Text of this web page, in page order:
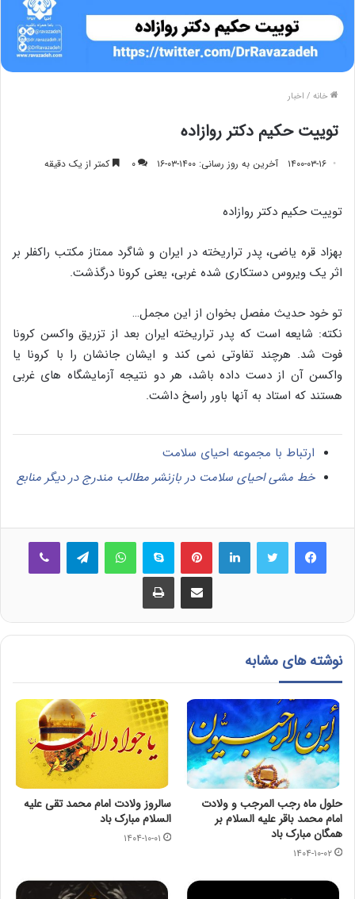
خانه / اخبار
توییت حکیم دکتر روازاده
۱۴۰۰-۰۳-۱۶ آخرین به روز رسانی: ۱۴۰۰-۰۳-۱۶ ۰ کمتر از یک دقیقه
توییت حکیم دکتر روازاده
بهزاد قره یاضی، پدر تراریخته در ایران و شاگرد ممتاز مکتب راکفلر بر
اثر یک ویروس دستکاری شده غربی، یعنی کرونا درگذشت.
تو خود حدیث مفصل بخوان از این مجمل…
نکته: شایعه است که پدر تراریخته ایران بعد از تزریق واکسن کرونا
فوت شد. هرچند تفاوتی نمی کند و ایشان جانشان را با کرونا یا
واکسن آن از دست داده باشد، هر دو نتیجه آزمایشگاه های غربی
هستند که استاد به آنها باور راسخ داشت.
ارتباط با مجموعه احیای سلامت
خط مشی احیای سلامت در بازنشر مطالب مندرج در دیگر منابع
فیس بوک لینکدین ‫پین‌ترست اسکایپ واتس آپ
اشتراک گذاری از طریق ایمیل چاپ
نوشته های مشابه
حلول ماه رجب المرجب و ولادت
امام محمد باقر علیه السلام بر
همگان مبارک باد
۱۴۰۴-۱۰-۰۲
سالروز ولادت امام محمد تقی عليه
السلام مبارک باد
۱۴۰۴-۱۰-۰۱